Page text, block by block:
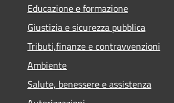
Educazione e formazione
Giustizia e sicurezza pubblica
Tributi,finanze e contravvenzioni
Ambiente
Salute, benessere e assistenza